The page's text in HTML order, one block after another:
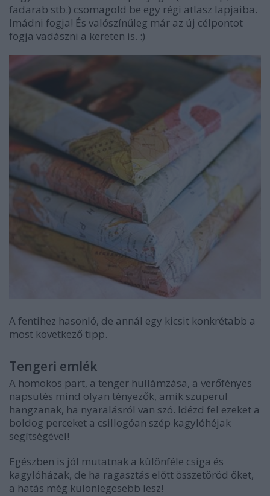
fadarab stb.) csomagold be egy régi atlasz lapjaiba.
Imádni fogja! És valószínűleg már az új célpontot
fogja vadászni a kereten is. :)
A fentihez hasonló, de annál egy kicsit konkrétabb a
most következő tipp.
Tengeri emlék
A homokos part, a tenger hullámzása, a verőfényes
napsütés mind olyan tényezők, amik szuperül
hangzanak, ha nyaralásról van szó. Idézd fel ezeket a
boldog perceket a csillogóan szép kagylóhéjak
segítségével!
Egészben is jól mutatnak a különféle csiga és
kagylóházak, de ha ragasztás előtt összetöröd őket,
a hatás még különlegesebb lesz!